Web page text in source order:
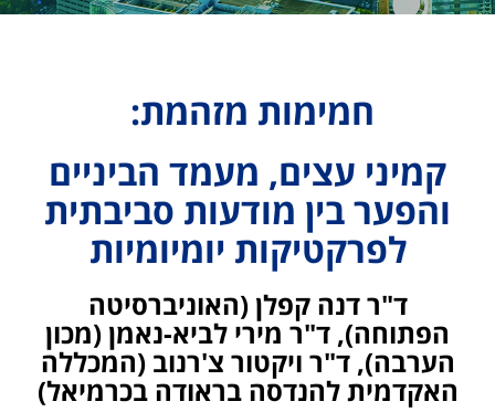
חמימות מזהמת:
קמיני עצים, מעמד הביניים
והפער בין מודעות סביבתית
לפרקטיקות יומיומיות
ד"ר דנה קפלן (האוניברסיטה
הפתוחה), ד"ר מירי לביא-נאמן (מכון
הערבה),ד"ר ויקטור צ'רנוב (המכללה
האקדמית להנדסה בראודה בכרמיאל)